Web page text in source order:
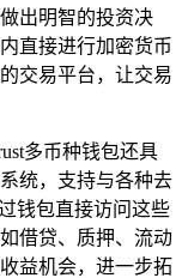
出明智的投资决
直接进行加密货币
交易平台，让交易
多币种钱包还具
统，支持与各种去
钱包直接访问这些
借贷、质押、流动
益机会，进一步拓